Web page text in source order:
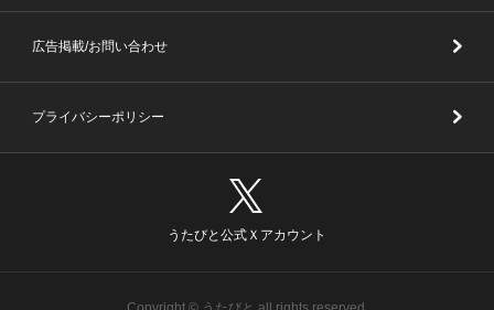
広告掲載/お問い合わせ
プライバシーポリシー
うたびと公式Ｘアカウント